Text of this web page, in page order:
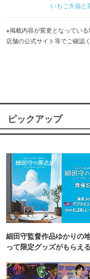
いちご大福と
※掲載内容が変更となってい
店舗の公式サイト等でご確認く
ピックアップ
細田守監督作品ゆかりの
って限定グッズがもらえ